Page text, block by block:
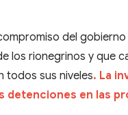
del
los rionegrinos y que
todos sus niveles. La
detenciones en las